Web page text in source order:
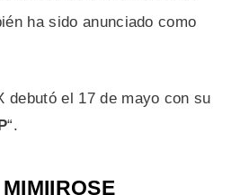
ha sido anunciado como
debutó el 17 de mayo con su
“.